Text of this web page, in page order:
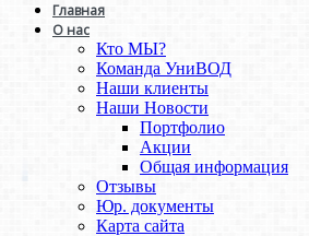
Главная
О нас
Кто МЫ?
Команда УниВОД
Наши клиенты
Наши Новости
Портфолио
Акции
Общая информация
Отзывы
Юр. документы
Карта сайта